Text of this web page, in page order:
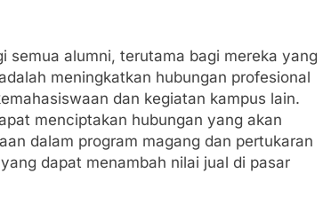
semua alumni, terutama bagi mereka yang
meningkatkan hubungan profesional
dan kegiatan kampus lain.
menciptakan hubungan yang akan
dalam program magang dan pertukaran
dapat menambah nilai jual di pasar